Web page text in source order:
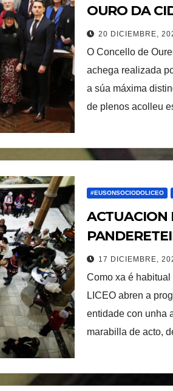
OURO DA
20 DICIEMBRE,
O Concello de
achega realizada
a súa máxima
de plenos acolleu
#EUSONSOCIODOLICEO
ACTUACION
17 DICIEMBRE,
Como xa é
LICEO abren a
entidade con unha
marabilla de acto,